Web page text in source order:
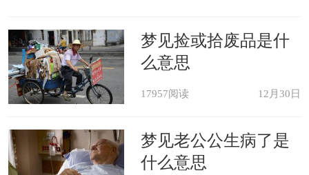
梦见捡或拾废品是什
么意思
17957阅读 12月30日
梦见老公公生病了是
什么意思